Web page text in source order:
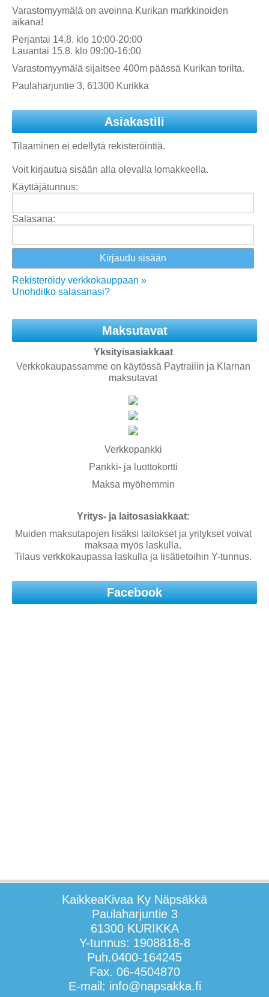
Varastomyymälä on avoinna Kurikan markkinoiden
aikana!
Perjantai 14.8. klo 10:00-20:00
Lauantai 15.8. klo 09:00-16:00
Varastomyymälä sijaitsee 400m päässä Kurikan torilta.
Paulaharjuntie 3, 61300 Kurikka
Asiakastili
Tilaaminen ei edellytä rekisteröintiä.
Voit kirjautua sisään alla olevalla lomakkeella.
Käyttäjätunnus:
Salasana:
Rekisteröidy verkkokauppaan »
Unohditko salasanasi?
Maksutavat
Yksityisasiakkaat
Verkkokaupassamme on käytössä Paytrailin ja Klarnan
maksutavat
Verkkopankki
Pankki- ja luottokortti
Maksa myöhemmin
Yritys- ja laitosasiakkaat:
Muiden maksutapojen lisäksi laitokset ja yritykset voivat
maksaa myös laskulla.
Tilaus verkkokaupassa laskulla ja lisätietoihin Y-tunnus.
Facebook
KaikkeaKivaa Ky Näpsäkkä
Paulaharjuntie 3
61300 KURIKKA
Y-tunnus: 1908818-8
Puh.0400-164245
Fax. 06-4504870
E-mail: info@napsakka.fi